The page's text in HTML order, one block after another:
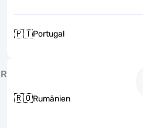
🇵🇹Portugal
R
🇷🇴Rumänien